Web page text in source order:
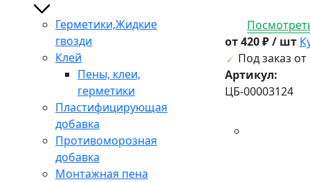
Герметики,Жидкие
гвозди
Клей
Пены, клеи,
герметики
Пластифицирующая
добавка
Противоморозная
добавка
Монтажная пена
от 420 ₽ / шт
Под заказ от
Артикул:
ЦБ-00003124